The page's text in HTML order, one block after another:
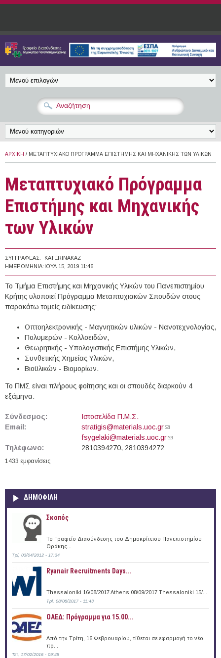
Παράκαμψη προς το κυρίως περιεχόμενο
ΑΡΧΙΚΉ / ΜΕΤΑΠΤΥΧΙΑΚΌ ΠΡΌΓΡΑΜΜΑ ΕΠΙΣΤΉΜΗΣ ΚΑΙ ΜΗΧΑΝΙΚΉΣ ΤΩΝ ΥΛΙΚΏΝ
Μεταπτυχιακό Πρόγραμμα
Επιστήμης και Μηχανικής
των Υλικών
ΣΥΓΓΡΑΦΈΑΣ:
KATERINAKAZ
ΗΜΕΡΟΜΗΝΊΑ: ΙΟΥΛ 15, 2019 11:46
Το Τμήμα Επιστήμης και Μηχανικής Υλικών του Πανεπιστημίου
Κρήτης υλοποιεί Πρόγραμμα Μεταπτυχιακών Σπουδών στους
παρακάτω τομείς ειδίκευσης:
Οπτοηλεκτρονικής - Μαγνητικών υλικών - Νανοτεχνολογίας,
Πολυμερών - Κολλοειδών,
Θεωρητικής - Υπολογιστικής Επιστήμης Υλικών,
Συνθετικής Χημείας Υλικών,
Βιοϋλικών - Βιομορίων.
To ΠΜΣ είναι πλήρους φοίτησης και οι σπουδές διαρκούν 4
εξάμηνα.
Σύνδεσμος:
Ιστοσελίδα Π.Μ.Σ.
Email:
stratigis@materials.uoc.gr(link sends e-
mail)
fsygelaki@materials.uoc.gr(link sends e-
Τηλέφωνο: 2810394270, 2810394272
1433 εμφανίσεις
ΔΗΜΟΦΙΛΗ
Σκοπός
Το Γραφείο Διασύνδεσης του Δημοκρίτειου Πανεπιστημίου
Θράκης...
Τρί, 03/04/2012 - 17:34
Ryanair Recruitments Days...
Thessaloniki 16/08/2017 Athens 08/09/2017 Thessaloniki 15/...
Τρί, 08/08/2017 - 11:43
ΟΑΕΔ: Πρόγραμμα για 15.00...
Από την Τρίτη, 16 Φεβρουαρίου, τίθεται σε εφαρμογή το νέο
πρ...
Τετ, 17/02/2016 - 09:48